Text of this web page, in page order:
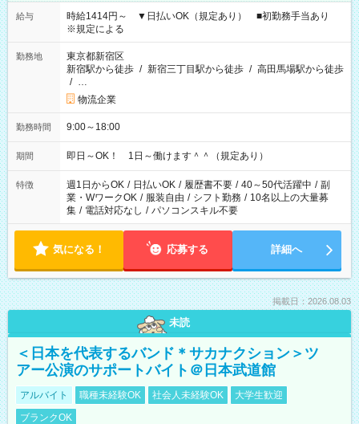
給与
時給1414円～ ▼日払いOK（規定あり） ■初勤務手当あり
※規定による
勤務地
東京都新宿区
新宿駅から徒歩 / 新宿三丁目駅から徒歩 / 高田馬場駅から徒歩
/ …
物流企業
勤務時間 9:00～18:00
期間 即日～OK！ 1日～働けます＾＾（規定あり）
特徴 週1日からOK / 日払いOK / 履歴書不要 / 40～50代活躍中 / 副
業・WワークOK / 服装自由 / シフト勤務 / 10名以上の大量募
集 / 電話対応なし / パソコンスキル不要
気になる！ 応募する 詳細へ
掲載日：2026.08.03
未読
＜日本を代表するバンド＊サカナクション＞ツ
アー公演のサポートバイト＠日本武道館
アルバイト 職種未経験OK 社会人未経験OK
大学生歓迎
ブランクOK